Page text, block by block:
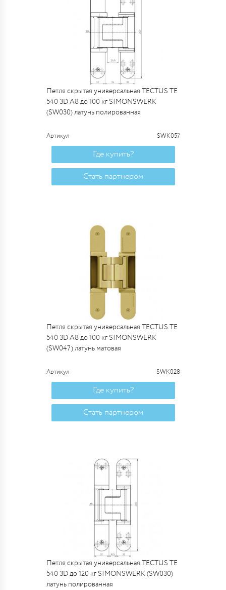
Петля скрытая универсальная TECTUS TE
540 3D A8 до 100 кг SIMONSWERK
(SW030) латунь полированная
Артикул SWK057
Где купить?
Стать партнером
Петля скрытая универсальная TECTUS TE
540 3D A8 до 100 кг SIMONSWERK
(SW047) латунь матовая
Артикул SWK028
Где купить?
Стать партнером
Петля скрытая универсальная TECTUS TE
540 3D до 120 кг SIMONSWERK (SW030)
латунь полированная